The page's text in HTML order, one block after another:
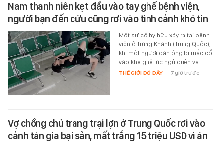
Nam thanh niên kẹt đầu vào tay ghế bệnh viện,
người bạn đến cứu cũng rơi vào tình cảnh khó tin
Một sự cố hy hữu xảy ra tại bệnh
viện ở Trùng Khánh (Trung Quốc),
khi một người đàn ông bị mắc cổ
vào khe ghế lúc ngủ quên và…
THẾ GIỚI ĐÓ ĐÂY - 7 giờ trước
Vợ chồng chủ trang trại lợn ở Trung Quốc rơi vào
cảnh tán gia bại sản, mất trắng 15 triệu USD vì án